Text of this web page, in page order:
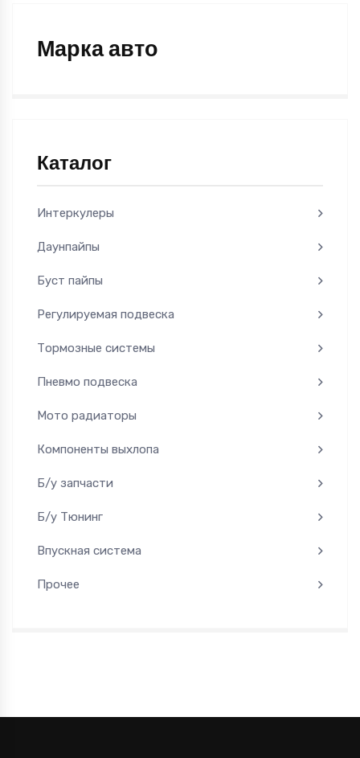
Марка авто
Каталог
Интеркулеры
Даунпайпы
Буст пайпы
Регулируемая подвеска
Тормозные системы
Пневмо подвеска
Мото радиаторы
Компоненты выхлопа
Б/у запчасти
Б/у Тюнинг
Впускная система
Прочее